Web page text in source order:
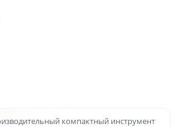
компактный инструмент